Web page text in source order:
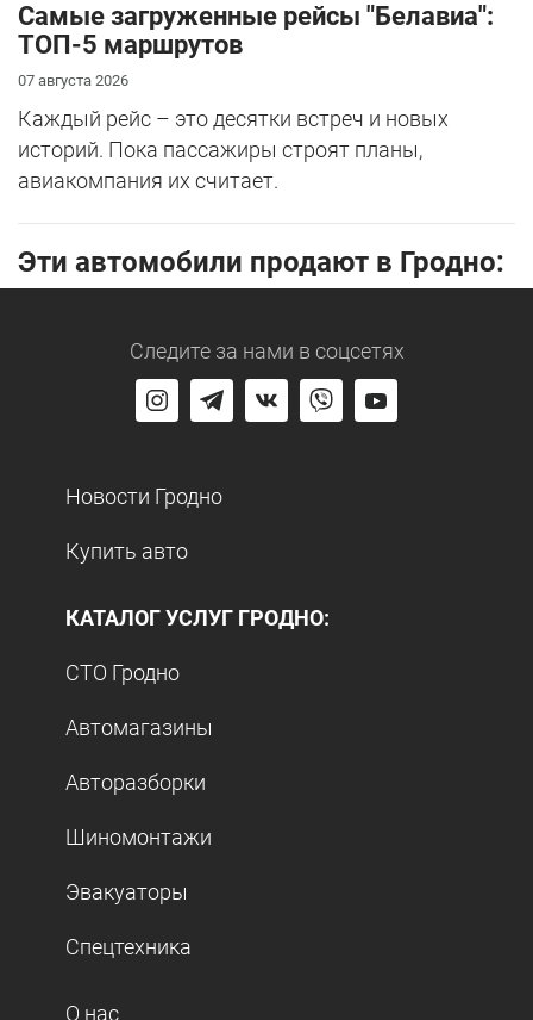
Самые загруженные рейсы "Белавиа":
ТОП-5 маршрутов
07 августа 2026
Каждый рейс – это десятки встреч и новых
историй. Пока пассажиры строят планы,
авиакомпания их считает.
Эти автомобили продают в Гродно:
Следите за нами в соцсетях
Новости Гродно
Купить авто
КАТАЛОГ УСЛУГ ГРОДНО:
СТО Гродно
Автомагазины
Авторазборки
Шиномонтажи
Эвакуаторы
Спецтехника
О нас